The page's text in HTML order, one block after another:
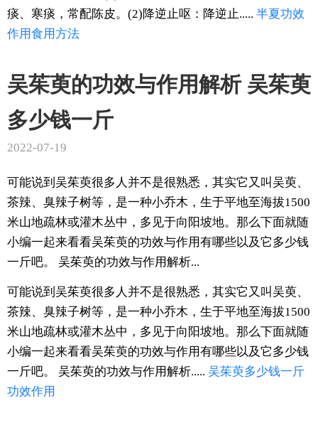
痰、寒痰，常配陈皮。(2)降逆止呕：降逆止..... 半夏功效
作用食用方法
吴茱萸的功效与作用解析 吴茱萸
多少钱一斤
2022-07-19
可能说到吴茱萸很多人并不是很熟悉，其实它又叫吴萸、
茶辣、臭辣子树等，是一种小乔木，生于平地至海拔1500
米山地疏林或灌木丛中，多见于向阳坡地。那么下面就随
小编一起来看看吴茱萸的功效与作用有哪些以及它多少钱
一斤吧。 吴茱萸的功效与作用解析...
可能说到吴茱萸很多人并不是很熟悉，其实它又叫吴萸、
茶辣、臭辣子树等，是一种小乔木，生于平地至海拔1500
米山地疏林或灌木丛中，多见于向阳坡地。那么下面就随
小编一起来看看吴茱萸的功效与作用有哪些以及它多少钱
一斤吧。 吴茱萸的功效与作用解析..... 吴茱萸多少钱一斤
功效作用